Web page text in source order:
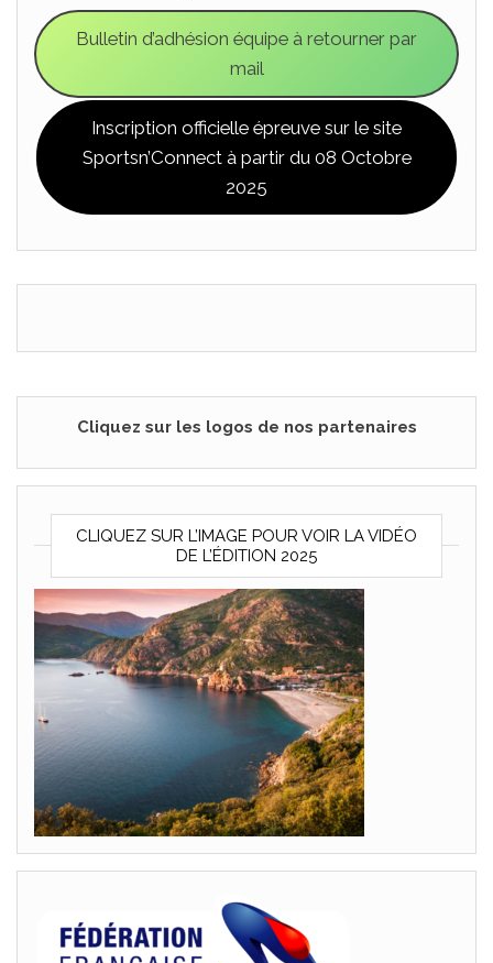
Bulletin d’adhésion équipe à retourner par
mail
Inscription officielle épreuve sur le site
Sportsn’Connect à partir du 08 Octobre
2025
Cliquez sur les logos de nos partenaires
CLIQUEZ SUR L’IMAGE POUR VOIR LA VIDÉO
DE L’ÉDITION 2025